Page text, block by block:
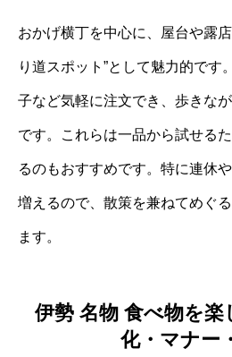
おかげ横丁を中心に、屋台や露
り道スポット”として魅力的です
子など気軽に注文でき、歩きな
です。これらは一品から試せる
るのもおすすめです。特に連休
増えるので、散策を兼ねてめぐ
ます。
伊勢 名物 食べ物を
化・マナー